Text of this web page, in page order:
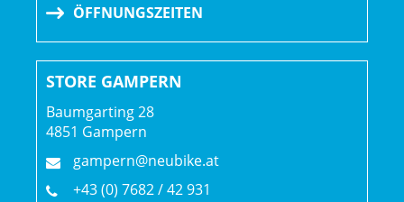
ÖFFNUNGSZEITEN
STORE GAMPERN
Baumgarting 28
4851 Gampern
gampern@neubike.at
+43 (0) 7682 / 42 931